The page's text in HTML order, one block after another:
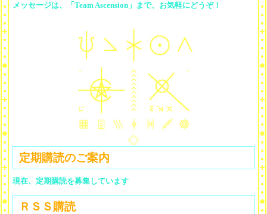
メッセージは、「Team Ascension」まで、お気軽にどうぞ！
定期購読のご案内
現在、定期購読を募集しています
ＲＳＳ購読